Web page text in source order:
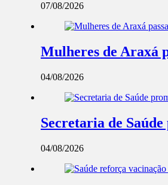
07/08/2026
Mulheres de Araxá
04/08/2026
Secretaria de
04/08/2026